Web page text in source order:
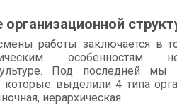
организационной
работы заключается в
особенностям
Под последней
выделили 4 типа
иерархическая.